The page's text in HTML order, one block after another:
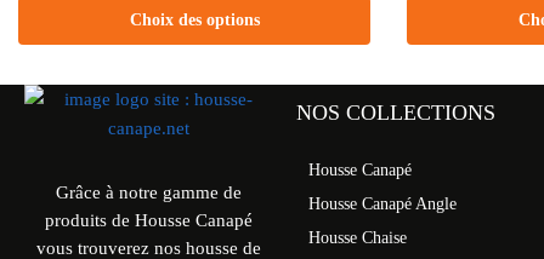
Choix des options
Grâce à notre gamme de
produits de Housse Canapé
vous trouverez nos housse de
NOS COLLECTIONS
Housse Canapé
Housse Canapé Angle
Housse Chaise